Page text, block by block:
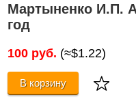
Мартыненко И.П.
год
100 руб. (≈$1.22)
В корзину